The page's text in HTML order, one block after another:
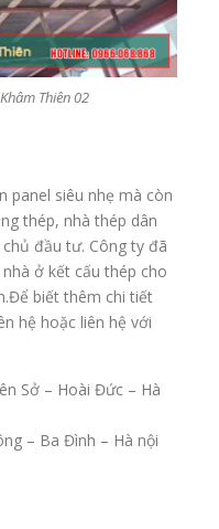
Thiên 02
panel siêu nhẹ mà còn
thép, nhà thép dân
đầu tư. Công ty đã
ở kết cấu thép cho
biết thêm chi tiết
hệ hoặc liên hệ với
Sở – Hoài Đức – Hà
– Ba Đình – Hà nội